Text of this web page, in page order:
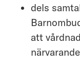
dels
att